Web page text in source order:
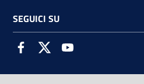
SEGUICI SU
FacebookTwitter